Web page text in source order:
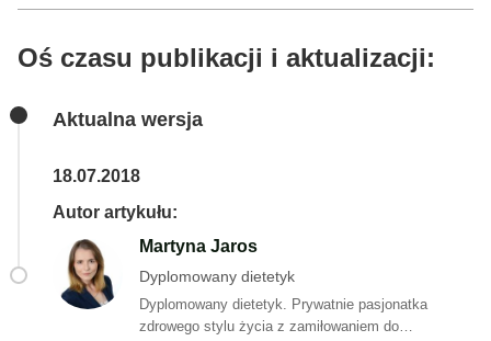
Oś czasu publikacji i aktualizacji:
Aktualna wersja
18.07.2018
Autor artykułu:
Martyna Jaros
Dyplomowany dietetyk
Dyplomowany dietetyk. Prywatnie pasjonatka
zdrowego stylu życia z zamiłowaniem do